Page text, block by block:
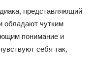
представляющий
обладают чутким
понимание и
себя так,